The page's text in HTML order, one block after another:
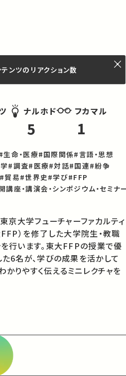
テンツの リアクション数
ナルホド
5
フカマル
1
生命・医療#国際関係#言語・思想
#調査#医療#対話#国連#紛争
#貿易#世界史 #学び#FFP
講座・講演会・シンポジウム・セミナ
京大学フューチャーファカルティ
）を修了した大学院生・教職
を行います。東大FFPの授業で優
6名が、学びの成果を活かして
りやすく伝えるミニレクチャを